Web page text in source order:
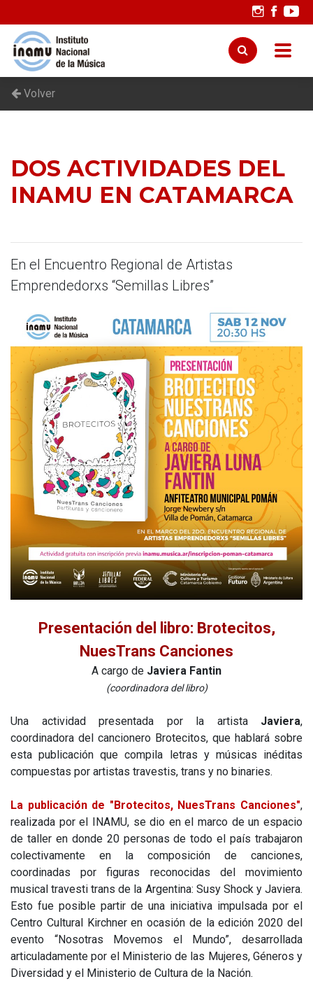
Volver
DOS ACTIVIDADES DEL
INAMU EN CATAMARCA
En el Encuentro Regional de Artistas
Emprendedorxs “Semillas Libres”
Presentación del libro: Brotecitos,
NuesTrans Canciones
A cargo de Javiera Fantin
(coordinadora del libro)
Una actividad presentada por la artista Javiera,
coordinadora del cancionero Brotecitos, que hablará sobre
esta publicación que compila letras y músicas inéditas
compuestas por artistas travestis, trans y no binaries.
La publicación de "Brotecitos, NuesTrans Canciones",
realizada por el INAMU, se dio en el marco de un espacio
de taller en donde 20 personas de todo el país trabajaron
colectivamente en la composición de canciones,
coordinadas por figuras reconocidas del movimiento
musical travesti trans de la Argentina: Susy Shock y Javiera.
Esto fue posible partir de una iniciativa impulsada por el
Centro Cultural Kirchner en ocasión de la edición 2020 del
evento “Nosotras Movemos el Mundo”, desarrollada
articuladamente por el Ministerio de las Mujeres, Géneros y
Diversidad y el Ministerio de Cultura de la Nación.